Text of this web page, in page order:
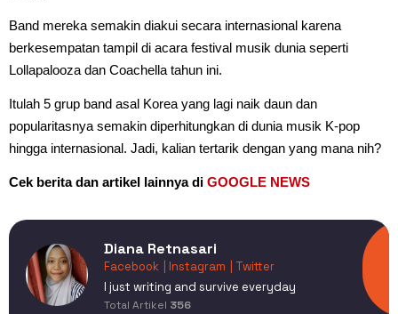
Band mereka semakin diakui secara internasional karena
berkesempatan tampil di acara festival musik dunia seperti
Lollapalooza dan Coachella tahun ini.
Itulah 5 grup band asal Korea yang lagi naik daun dan
popularitasnya semakin diperhitungkan di dunia musik K-pop
hingga internasional. Jadi, kalian tertarik dengan yang mana nih?
Cek berita dan artikel lainnya di GOOGLE NEWS
Diana Retnasari
Facebook | Instagram
| Twitter
I just writing and survive everyday
Total Artikel 356